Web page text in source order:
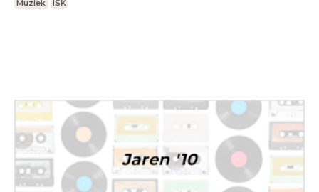
Muziek ISK